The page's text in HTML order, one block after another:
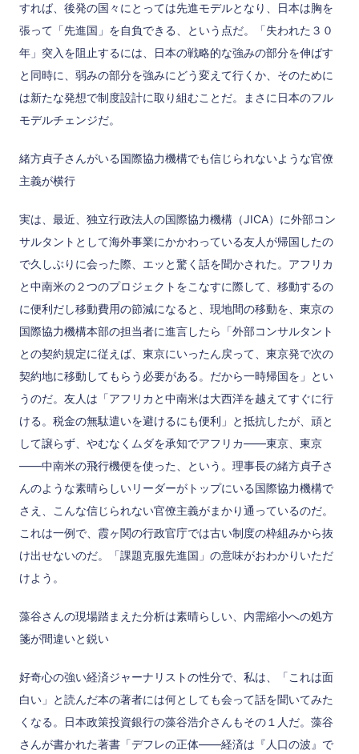
すれば、後発の国々にとっては先進モデルとなり、日本は胸を
張って「先進国」を自負できる、という点だ。「失われた３０
年」突入を阻止するには、日本の戦略的な強みの部分を伸ばす
と同時に、弱みの部分を強みにどう変えて行くか、そのために
は新たな発想で制度設計に取り組むことだ。まさに日本のフル
モデルチェンジだ。
緒方貞子さんがいる国際協力機構でも信じられないような官僚
主義が横行
実は、最近、独立行政法人の国際協力機構（JICA）に外部コン
サルタントとして海外事業にかかわっている友人が帰国したの
で久しぶりに会った際、エッと驚く話を聞かされた。アフリカ
と中南米の２つのプロジェクトをこなすに際して、移動するの
に便利だし移動費用の節減になると、現地間の移動を、東京の
国際協力機構本部の担当者に進言したら「外部コンサルタント
との契約規定に従えば、東京にいったん戻って、東京発で次の
契約地に移動してもらう必要がある。だから一時帰国を」とい
うのだ。友人は「アフリカと中南米は大西洋を越えてすぐに行
ける。税金の無駄遣いを避けるにも便利」と抵抗したが、頑と
して譲らず、やむなくムダを承知でアフリカ――東京、東京
――中南米の飛行機便を使った、という。理事長の緒方貞子さ
んのような素晴らしいリーダーがトップにいる国際協力機構で
さえ、こんな信じられない官僚主義がまかり通っているのだ。
これは一例で、霞ヶ関の行政官庁では古い制度の枠組みから抜
け出せないのだ。「課題克服先進国」の意味がおわかりいただ
けよう。
藻谷さんの現場踏まえた分析は素晴らしい、内需縮小への処方
箋が間違いと鋭い
好奇心の強い経済ジャーナリストの性分で、私は、「これは面
白い」と読んだ本の著者には何としても会って話を聞いてみた
くなる。日本政策投資銀行の藻谷浩介さんもその１人だ。藻谷
さんが書かれた著書「デフレの正体――経済は『人口の波』で